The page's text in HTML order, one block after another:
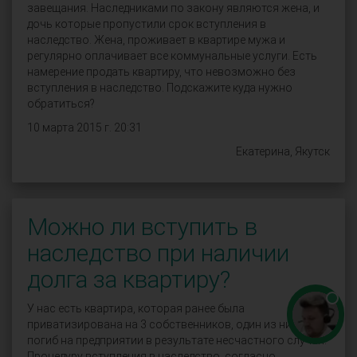
завещания. Наследниками по закону являются жена, и
дочь которые пропустили срок вступления в
наследство. Жена, проживает в квартире мужа и
регулярно оплачивает все коммунальные услуги. Есть
намерение продать квартиру, что невозможно без
вступления в наследство. Подскажите куда нужно
обратиться?
10 марта 2015 г. 20:31
Екатерина, Якутск
Можно ли вступить в
наследство при наличии
долга за квартиру?
У нас есть квартира, которая ранее была
приватизирована на 3 собственников, один из них
погиб на предприятии в результате несчастного случая.